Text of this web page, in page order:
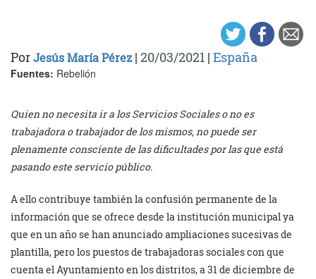
PorJesús María Pérez| 20/03/2021 | España
Fuentes: Rebelión
Quien no necesita ir a los Servicios Sociales o no es
trabajadora o trabajador de los mismos, no puede ser
plenamente consciente de las dificultades por las que está
pasando este servicio público.
A ello contribuye también la confusión permanente de la
información que se ofrece desde la institución municipal ya
que en un año se han anunciado ampliaciones sucesivas de
plantilla, pero los puestos de trabajadoras sociales con que
cuenta el Ayuntamiento en los distritos, a 31 de diciembre de